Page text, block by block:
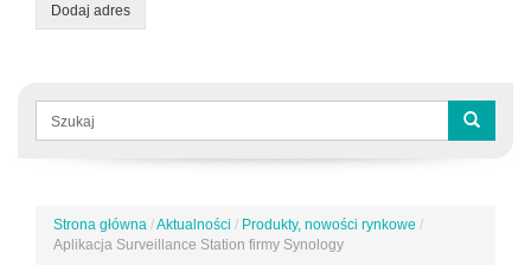
Dodaj adres
Formularz
wyszukiwania
Jesteś
tutaj
Strona główna /Aktualności / Produkty, nowości rynkowe /
Aplikacja Surveillance Station firmy Synology